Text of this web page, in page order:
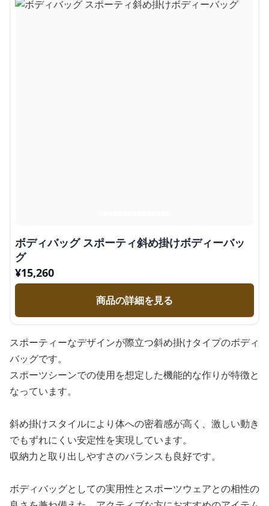
ボディバッグ スポーティ斜め掛けボディーバッ
グ
¥15,260
商品の詳細を見る
スポーティーなデザインが際立つ斜め掛けタイプのボディ
バッグです。
スポーツシーンでの使用を想定した機能的な作りが特徴と
なっています。
斜め掛けスタイルにより体への密着感が高く、激しい動き
でもずれにくい安定性を実現しています。
収納力と取り出しやすさのバランスも良好です。
ボディバッグとしての実用性とスポーツウェアとの相性の